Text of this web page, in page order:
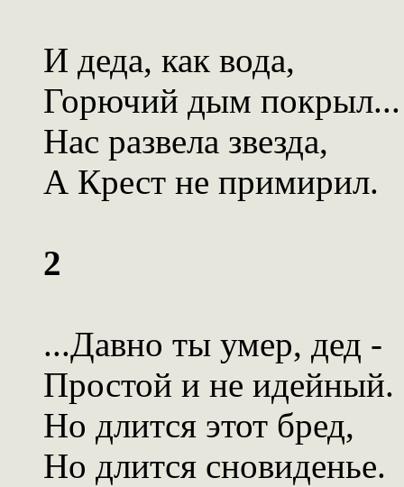
И деда, как вода,
Горючий дым покрыл...
Нас развела звезда,
А Крест не примирил.
2
...Давно ты умер, дед -
Простой и не идейный.
Но длится этот бред,
Но длится сновиденье.